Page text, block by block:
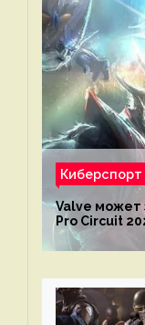
Киберспорт
Valve может
Pro Circuit